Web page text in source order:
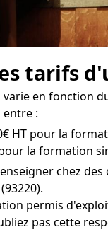
tarifs
en fonction
:
HT pour la
la formation
chez
permis
pas cette